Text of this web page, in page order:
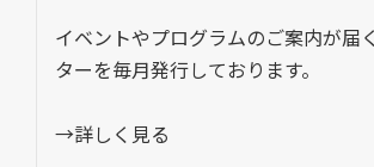
イベントやプログラムのご案内が届
ターを毎月発行しております。
→詳しく見る